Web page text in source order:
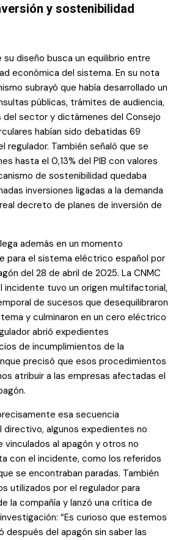
y sostenibilidad
su diseño busca un equilibrio entre
económica del sistema. En su nota
subrayó que había desarrollado un
públicas, trámites de audiencia,
del sector y dictámenes del Consejo
habían sido debatidas 69
regulador. También señaló que se
hasta el 0,13% del PIB con valores
de sostenibilidad quedaba
inversiones ligadas a la demanda
decreto de planes de inversión de
además en un momento
para el sistema eléctrico español por
del 28 de abril de 2025. La CNMC
incidente tuvo un origen multifactorial,
de sucesos que desequilibraron
y culminaron en un cero eléctrico
abrió expedientes
de incumplimientos de la
precisó que esos procedimientos
atribuir a las empresas afectadas el
esa secuencia
directivo, algunos expedientes no
al apagón y otros no
con el incidente, como los referidos
se encontraban paradas. También
utilizados por el regulador para
la compañía y lanzó una crítica de
“Es curioso que estemos
después del apagón sin saber las